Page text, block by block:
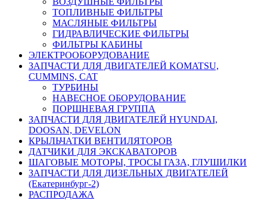
ТОПЛИВНЫЕ ФИЛЬТРЫ
МАСЛЯНЫЕ ФИЛЬТРЫ
ГИДРАВЛИЧЕСКИЕ ФИЛЬТРЫ
ФИЛЬТРЫ КАБИНЫ
ЭЛЕКТРООБОРУДОВАНИЕ
ЗАПЧАСТИ ДЛЯ ДВИГАТЕЛЕЙ KOMATSU,
CUMMINS, CAT
ТУРБИНЫ
НАВЕСНОЕ ОБОРУДОВАНИЕ
ПОРШНЕВАЯ ГРУППА
ЗАПЧАСТИ ДЛЯ ДВИГАТЕЛЕЙ HYUNDAI,
DOOSAN, DEVELON
КРЫЛЬЧАТКИ ВЕНТИЛЯТОРОВ
ДАТЧИКИ ДЛЯ ЭКСКАВАТОРОВ
ШАГОВЫЕ МОТОРЫ, ТРОСЫ ГАЗА, ГЛУШИЛКИ
ЗАПЧАСТИ ДЛЯ ДИЗЕЛЬНЫХ ДВИГАТЕЛЕЙ
(Екатеринбург-2)
РАСПРОДАЖА